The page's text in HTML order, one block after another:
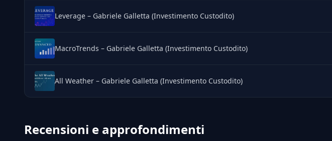
Leverage – Gabriele Galletta (Investimento Custodito)
MacroTrends – Gabriele Galletta (Investimento Custodito)
All Weather – Gabriele Galletta (Investimento Custodito)
Recensioni e approfondimenti